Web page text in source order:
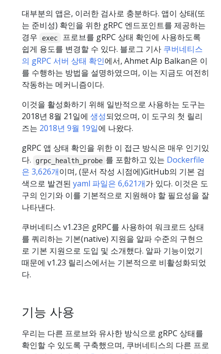
대부분의 앱은, 이러한 검사로 충분하다. 앱이 상태(또
는 준비성) 확인을 위한 gRPC 엔드포인트를 제공하는
경우
exec
프로브를 gRPC 상태 확인에 사용하도록
쉽게 용도를 변경할 수 있다. 블로그 기사 쿠버네티스
의 gRPC 서버 상태 확인에서, Ahmet Alp Balkan은 이
를 수행하는 방법을 설명하였으며, 이는 지금도 여전히
작동하는 메커니즘이다.
이것을 활성화하기 위해 일반적으로 사용하는 도구는
2018년 8월 21일에 생성되었으며, 이 도구의 첫 릴리
즈는 2018년 9월 19일에 나왔다.
gRPC 앱 상태 확인을 위한 이 접근 방식은 매우 인기있
다.
grpc_health_probe 를 포함하고 있는 Dockerfile
은 3,626개이며, (문서 작성 시점에)GitHub의 기본 검
색으로 발견된 yaml 파일은 6,621개가 있다. 이것은 도
구의 인기와 이를 기본적으로 지원해야 할 필요성을 잘
나타낸다.
쿠버네티스 v1.23은 gRPC를 사용하여 워크로드 상태
를 쿼리하는 기본(native) 지원을 알파 수준의 구현으
로 기본 지원으로 도입 및 소개했다. 알파 기능이었기
때문에 v1.23 릴리스에서는 기본적으로 비활성화되었
다.
기능 사용
우리는 다른 프로브와 유사한 방식으로 gRPC 상태를
확인할 수 있도록 구축했으며, 쿠버네티스의 다른 프로